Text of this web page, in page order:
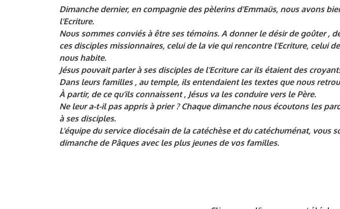
Dimanche dernier, en compagnie des pèlerins d’Emmaüs, nous avons
l’Ecriture.
Nous sommes conviés à être ses témoins. A donner le désir de goûter ,
ces disciples missionnaires, celui de la vie qui rencontre l’Ecriture, celui
nous habite.
Jésus pouvait parler à ses disciples de l’Ecriture car ils étaient des
Dans leurs familles , au temple, ils entendaient les textes que nous
À partir, de ce qu’ils connaissent , Jésus va les conduire vers le Père.
Ne leur a-t-il pas appris à prier ? Chaque dimanche nous écoutons les
à ses disciples.
L’équipe du service diocésain de la catéchèse et du catéchuménat,
dimanche de Pâques avec les plus jeunes de vos familles.